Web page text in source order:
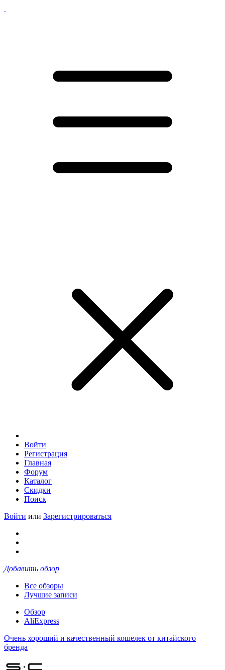
Войти
Регистрация
Главная
Форум
Каталог
Скидки
Поиск
Войти или Зарегистрироваться
Добавить обзор
Все обзоры
Лучшие записи
Обзор
AliExpress
Очень хороший и качественный кошелек от китайского
бренда